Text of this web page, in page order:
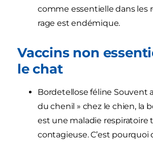
comme essentielle dans les
rage est endémique.
Vaccins non
le chat
Bordetellose féline Souvent
du chenil » chez le chien, la
est une maladie respiratoire
contagieuse. C’est